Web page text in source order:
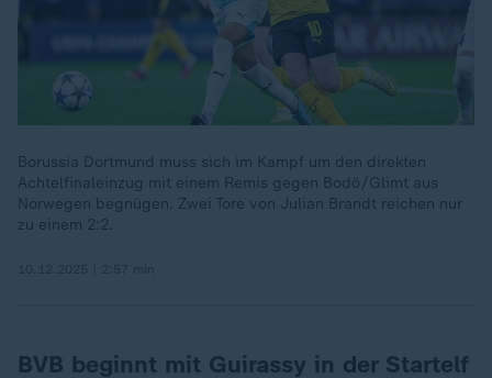
Borussia Dortmund muss sich im Kampf um den direkten
Achtelfinaleinzug mit einem Remis gegen Bodö/Glimt aus
Norwegen begnügen. Zwei Tore von Julian Brandt reichen nur
zu einem 2:2.
BVB beginnt mit Guirassy in der Startelf